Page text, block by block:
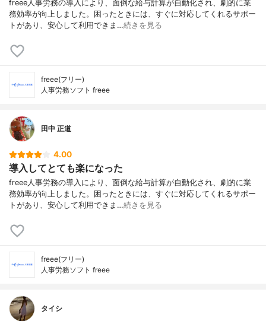
freee人事労務の導入により、面倒な給与計算が自動化され、劇的に業
務効率が向上しました。困ったときには、すぐに対応してくれるサポー
トがあり、安心して利用できま…続きを見る
freee(フリー)
人事労務ソフト freee
田中 正道
4.00
導入してとても楽になった
freee人事労務の導入により、面倒な給与計算が自動化され、劇的に業
務効率が向上しました。困ったときには、すぐに対応してくれるサポー
トがあり、安心して利用できま…続きを見る
freee(フリー)
人事労務ソフト freee
タイシ